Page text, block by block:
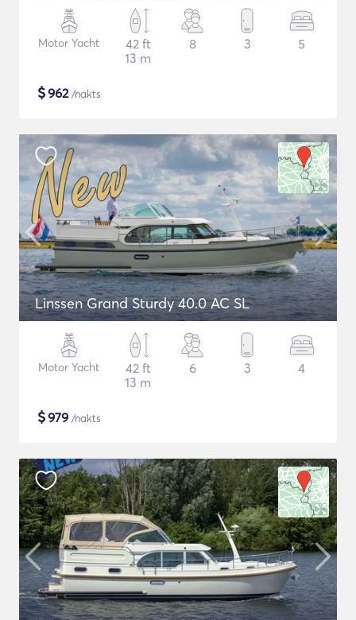
Motor Yacht
42 ft
13 m
8 3 5
$962/nakts
Linssen Grand Sturdy 40.0 AC SL
Motor Yacht
42 ft
13 m
6 3 4
$979 /nakts